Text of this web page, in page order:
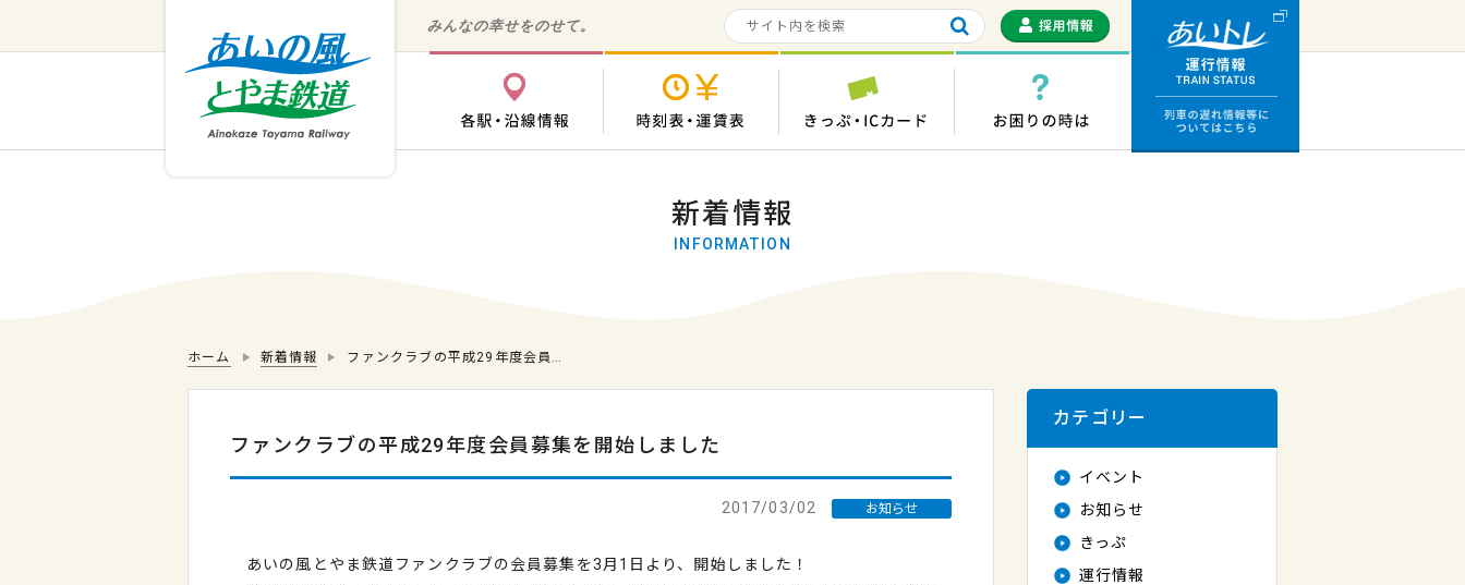
みんなの幸せをのせて。
各駅・沿線情報 時刻表・運賃表 きっぷ・ICカード お困りの時は
新着情報
INFORMATION
ホーム 新着情報 ファンクラブの平成29年度会員…
ファンクラブの平成29年度会員募集を開始しました
2017/03/02 お知らせ
あいの風とやま鉄道ファンクラブの会員募集を3月1日より、開始しました！
カテゴリー
イベント
お知らせ
きっぷ
運行情報